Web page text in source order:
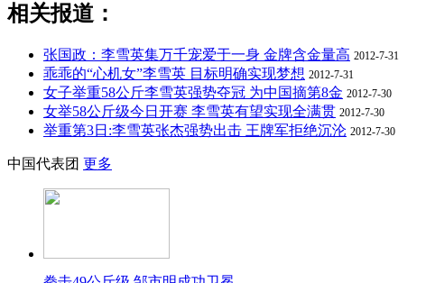
相关报道：
张国政：李雪英集万千宠爱于一身 金牌含金量高 2012-7-31
乖乖的“心机女”李雪英 目标明确实现梦想 2012-7-31
女子举重58公斤李雪英强势夺冠 为中国摘第8金 2012-7-30
女举58公斤级今日开赛 李雪英有望实现全满贯 2012-7-30
举重第3日:李雪英张杰强势出击 王牌军拒绝沉沦 2012-7-30
中国代表团 更多